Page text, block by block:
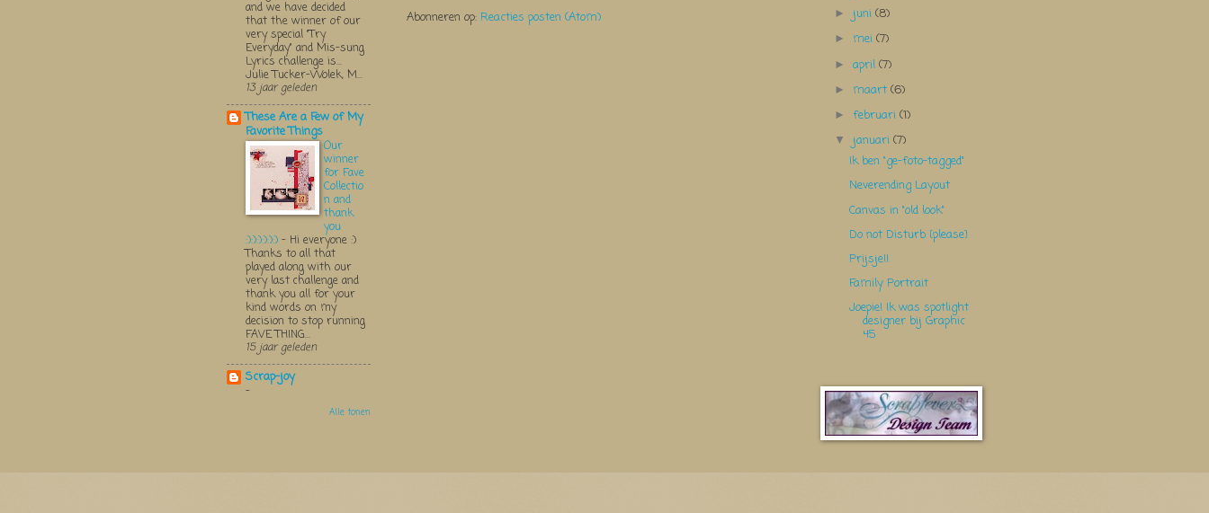
Abonneren op: Reacties posten (Atom)
and we have decided
that the winner of our
very special "Try
Everyday" and Mis-sung
Lyrics challenge is...
Julie Tucker-Wolek, M...
13 jaar geleden
These Are a Few of My
Favorite Things
Our
winner
for Fave
Collectio
n and
thank
you
:):):):):):) - Hi everyone :)
Thanks to all that
played along with our
very last challenge and
thank you all for your
kind words on my
decision to stop running
FAVE THING...
15 jaar geleden
Scrap-joy
-
Alle tonen
► juni(8)
► mei(7)
►april(7)
► maart(6)
►februari(1)
▼ januari(7)
Ik ben "ge-foto-tagged"
Neverending Layout
Canvas in "old look"
Do not Disturb {please}
Prijsje!!
Family Portrait
Joepie! Ik was spotlight
designer bij Graphic
45